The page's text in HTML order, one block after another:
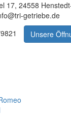
17, 24558
getriebe.de
Unsere